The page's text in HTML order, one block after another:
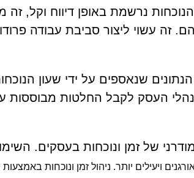
נרשמת באופן דיווח וקל,
עשוי ליצור סביבת עבודה
שנאספים על ידי שעון
העסק לקבל החלטות מבוססות על
של זמן ונוכחות בעסקים.
ויעילים יותר. ניהול זמן ונוכחות